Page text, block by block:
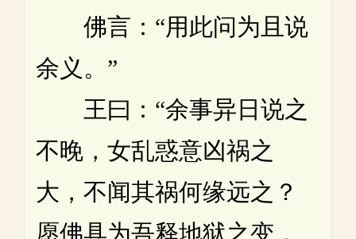
佛言：“用此问为且说
余义。”
王曰：“余事异日说之
不晚，女乱惑意凶祸之
大，不闻其祸何缘远之？
愿佛具为吾释地狱之变，